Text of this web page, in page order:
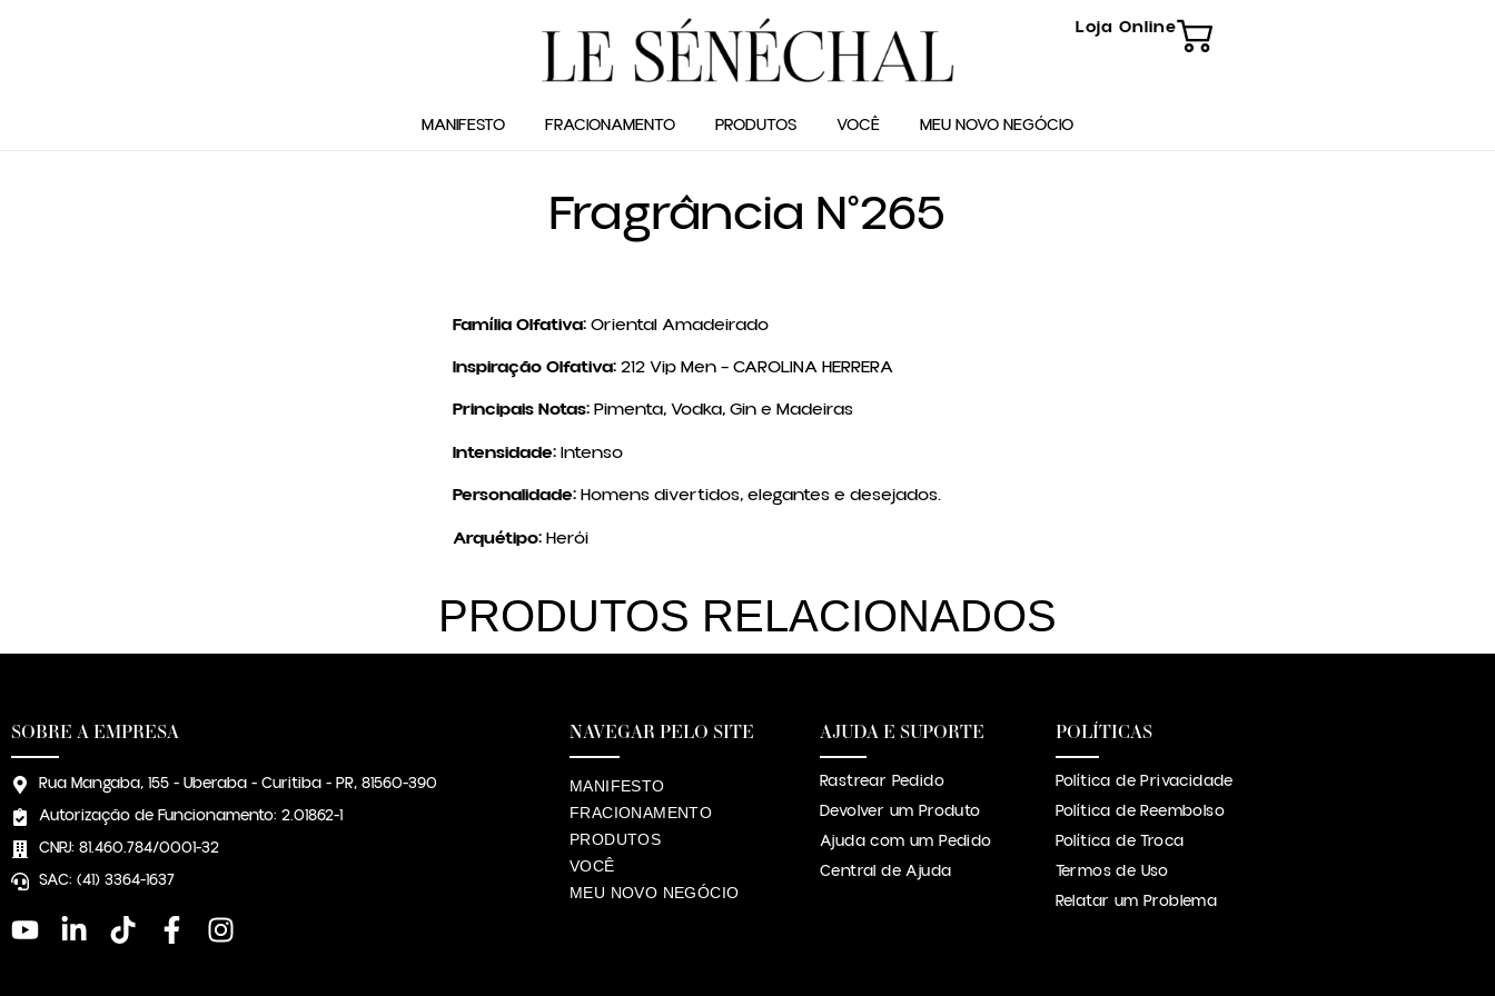
Loja Online
MANIFESTO FRACIONAMENTO PRODUTOS VOCÊ MEU NOVO NEGÓCIO
Fragrância N°265
Família Olfativa:Oriental Amadeirado
Inspiração Olfativa:212 Vip Men – CAROLINA HERRERA
Principais Notas:Pimenta, Vodka, Gin e Madeiras
Intensidade:Intenso
Personalidade:Homens divertidos, elegantes e desejados.
Arquétipo:Herói
PRODUTOS RELACIONADOS
SOBRE A EMPRESA
Rua Mangaba, 155 - Uberaba - Curitiba - PR, 81560-390
Autorização de Funcionamento: 2.01862-1
CNPJ: 81.460.784/0001-32
SAC: (41) 3364-1637
NAVEGAR PELO SITE
MANIFESTO
FRACIONAMENTO
PRODUTOS
VOCÊ
MEU NOVO NEGÓCIO
AJUDA E SUPORTE
Rastrear Pedido
Devolver um Produto
Ajuda com um Pedido
Central de Ajuda
POLÍTICAS
Política de Privacidade
Política de Reembolso
Política de Troca
Termos de Uso
Relatar um Problema